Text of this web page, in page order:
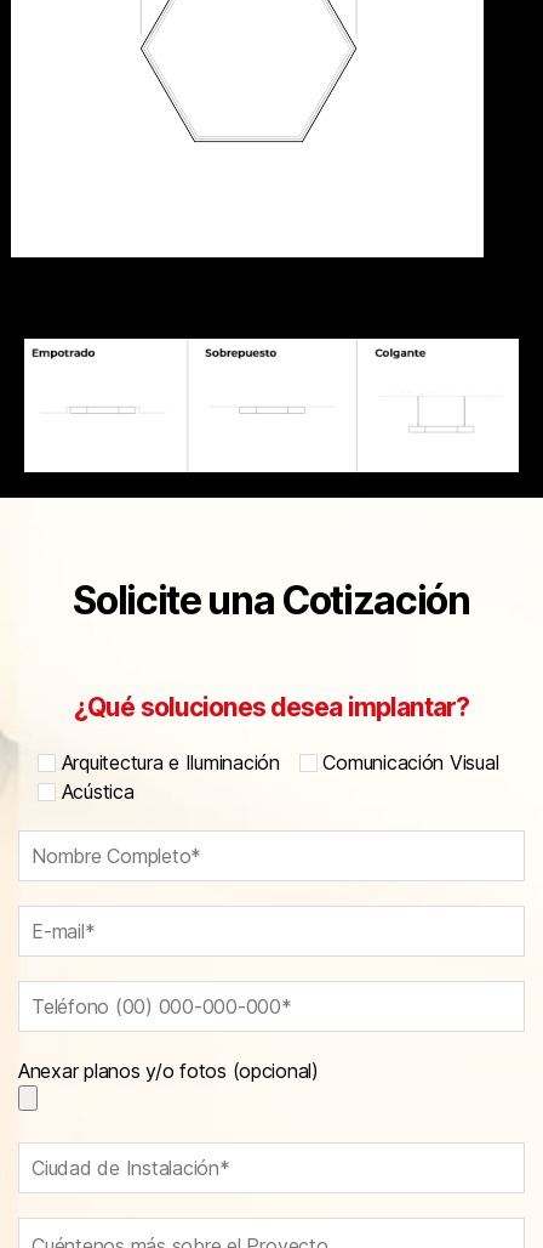
Solicite una Cotización
¿Qué soluciones desea implantar?
Arquitectura e Iluminación
Comunicación Visual
Acústica
Anexar planos y/o fotos (opcional)